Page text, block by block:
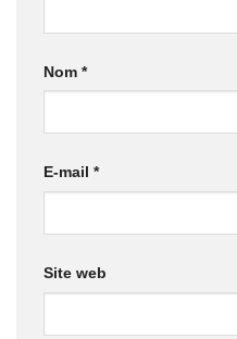
Nom *
E-mail *
Site web